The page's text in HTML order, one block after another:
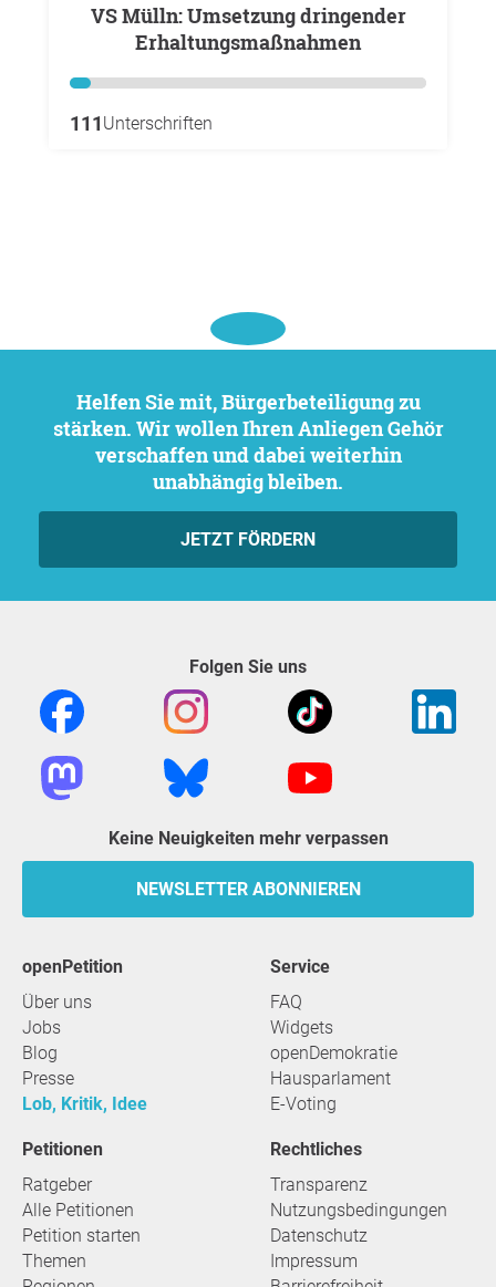
VS Mülln: Umsetzung dringender
Erhaltungsmaßnahmen
111 Unterschriften
Helfen Sie mit, Bürgerbeteiligung zu
stärken. Wir wollen Ihren Anliegen Gehör
verschaffen und dabei weiterhin
unabhängig bleiben.
JETZT FÖRDERN
Folgen Sie uns
Keine Neuigkeiten mehr verpassen
NEWSLETTER ABONNIEREN
openPetition
Über uns
Jobs
Blog
Presse
Lob, Kritik, Idee
Service
FAQ
Widgets
openDemokratie
Hausparlament
E-Voting
Petitionen
Ratgeber
Alle Petitionen
Petition starten
Themen
Rechtliches
Transparenz
Nutzungsbedingungen
Datenschutz
Impressum